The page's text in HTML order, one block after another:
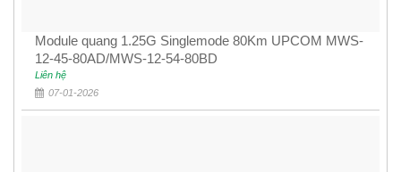
Module quang 1.25G Singlemode 80Km UPCOM MWS-
12-45-80AD/MWS-12-54-80BD
Liên hệ
07-01-2026